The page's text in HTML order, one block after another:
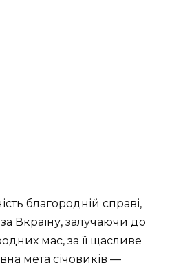
благородній справі,
Вкраїну, залучаючи до
мас, за її щасливе
мета січовиків —